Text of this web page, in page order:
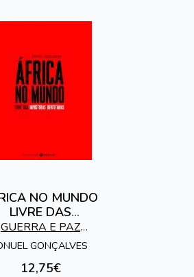
NO MUNDO
LIVRE DAS
IMPOSTURAS
IDENTITARIAS
GUERRA E PAZ
EDITORES
GONÇALVES
12,75€